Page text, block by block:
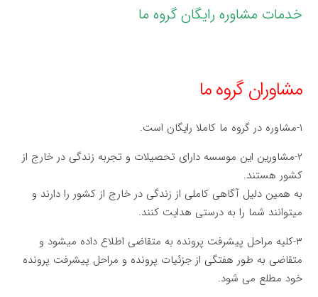
خدمات مشاوره رایگان گروه ما
مشاوران گروه ما
۱-مشاوره در گروه ما کاملا رایگان است.
۲-مشاورین این موسسه دارای تحصیلات و تجربه زندگی در خارج از
کشور هستند.
به همین دلیل آگاهی کاملی از زندگی در خارج از کشور را دارند و
میتوانند شما را به درستی هدایت کنند.
۳-کلیه مراحل پیشرفت پرونده به متقاضی اطلاع داده میشود و
متقاضی به طور هفتگی از جزئیات پرونده و مراحل پیشرفت پرونده
خود مطلع می شود.